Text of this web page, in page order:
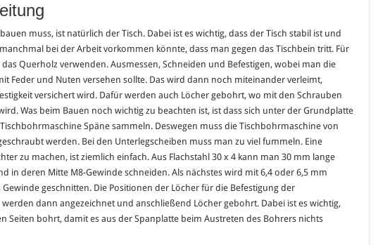
muss, ist natürlich der Tisch. Dabei ist es wichtig, dass der Tisch stabil ist und
bei der Arbeit vorkommen könnte, dass man gegen das Tischbein tritt. Für
Querholz verwenden. Ausmessen, Schneiden und Befestigen, wobei man die
Feder und Nuten versehen sollte. Das wird dann noch miteinander verleimt,
versichert wird. Dafür werden auch Löcher gebohrt, wo mit den Schrauben
Was beim Bauen noch wichtig zu beachten ist, ist dass sich unter der Grundplatte
Späne sammeln. Deswegen muss die Tischbohrmaschine von
werden. Bei den Unterlegscheiben muss man zu viel fummeln. Eine
zu machen, ist ziemlich einfach. Aus Flachstahl 30 x 4 kann man 30 mm lange
in deren Mitte M8-Gewinde schneiden. Als nächstes wird mit 6,4 oder 6,5 mm
geschnitten. Die Positionen der Löcher für die Befestigung der
dann angezeichnet und anschließend Löcher gebohrt. Dabei ist es wichtig,
Seiten bohrt, damit es aus der Spanplatte beim Austreten des Bohrers nichts